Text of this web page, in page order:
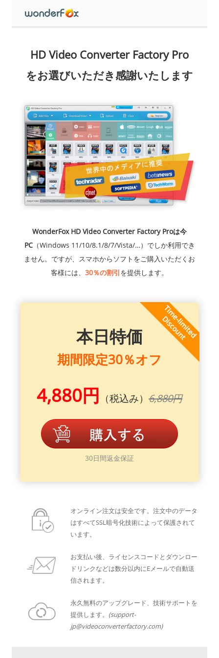
HD Video Converter Factory Pro
をお選びいただき感謝いたします
WonderFox HD Video Converter Factory Proは今
PC（Windows 11/10/8.1/8/7/Vista/…）でしか利用でき
ません。ですが、スマホからソフトをご購入いただくお
客様には、 30％の割引を提供します。
本日特価
期間限定30％オフ
4,880円 （税込み） 6,880円
30日間返金保証
オンライン注文は安全です。注文中のデータ
はすべてSSL暗号化技術によって保護されて
います。
お支払い後、ライセンスコードとダウンロー
ドリンクなどは数分以内にEメールで自動送
信されます。
永久無料のアップグレード、技術サポートを
提供します。 (support-
jp@videoconverterfactory.com)